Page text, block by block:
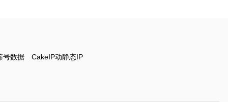
号数据 CakeIP动静态IP